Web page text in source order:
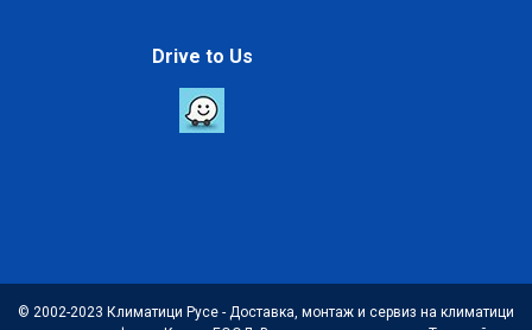
Drive to Us
© 2002-2023 Климатици Русе - Доставка, монтаж и сервиз на климатици